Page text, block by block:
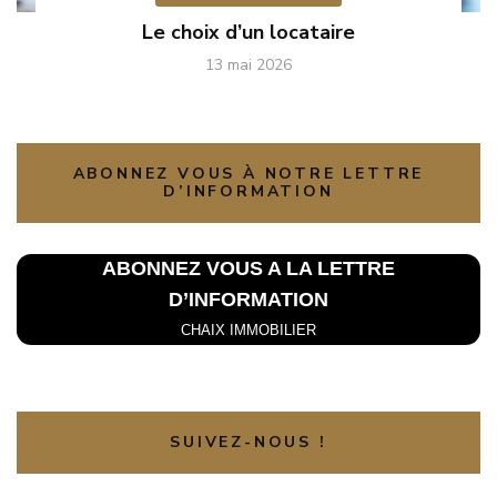
Le choix d’un locataire
13 mai 2026
ABONNEZ VOUS À NOTRE LETTRE
D’INFORMATION
ABONNEZ VOUS A LA LETTRE
D’INFORMATION
CHAIX IMMOBILIER
SUIVEZ-NOUS !